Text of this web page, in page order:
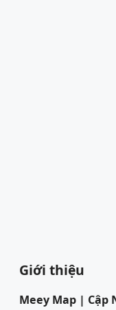
Giới thiệu
Meey Map | Cập